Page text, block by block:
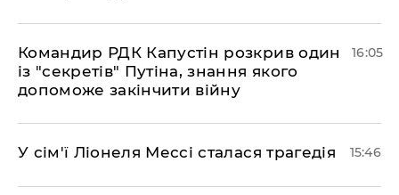
Командир РДК Капустін розкрив один
із "секретів" Путіна, знання якого
допоможе закінчити війну
16:05
У сім'ї Ліонеля Мессі сталася трагедія 15:46